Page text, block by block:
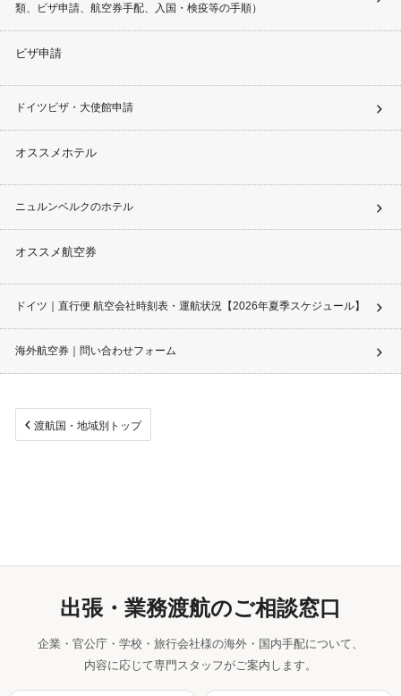
類、ビザ申請、航空券手配、入国・検疫等の手順）
ビザ申請
ドイツビザ・大使館申請
オススメホテル
ニュルンベルクのホテル
オススメ航空券
ドイツ｜直行便 航空会社時刻表・運航状況【2026年夏季スケジュール】
海外航空券｜問い合わせフォーム
渡航国・地域別トップ
出張・業務渡航のご相談窓口
企業・官公庁・学校・旅行会社様の海外・国内手配について、
内容に応じて専門スタッフがご案内します。